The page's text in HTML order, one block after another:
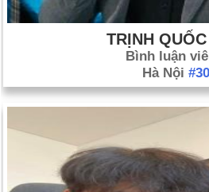
TRỊNH
Bình luận
Hà Nội